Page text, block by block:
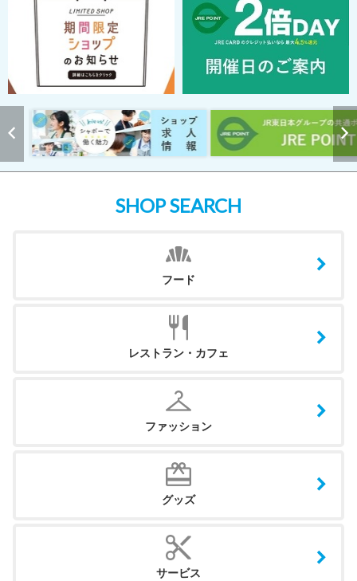
SHOP SEARCH
フード
レストラン・カフェ
ファッション
グッズ
サービス